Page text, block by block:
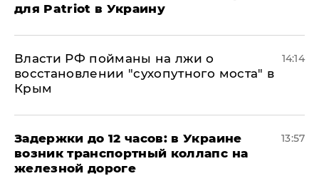
для Patriot в Украину
Власти РФ пойманы на лжи о
восстановлении "сухопутного моста" в
Крым
14:14
Задержки до 12 часов: в Украине
возник транспортный коллапс на
железной дороге
13:57